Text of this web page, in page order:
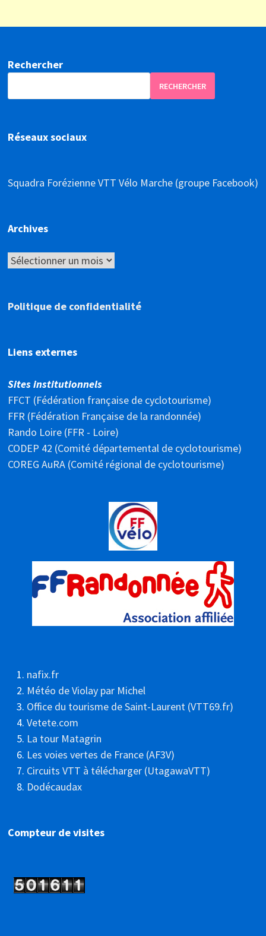
Rechercher
RECHERCHER
Réseaux sociaux
Squadra Forézienne VTT Vélo Marche (groupe Facebook)
Archives
Archives
Politique de confidentialité
Liens externes
Sites institutionnels
FFCT (Fédération française de cyclotourisme)
FFR (Fédération Française de la randonnée)
Rando Loire (FFR - Loire)
CODEP 42 (Comité départemental de cyclotourisme)
COREG AuRA (Comité régional de cyclotourisme)
nafix.fr
Météo de Violay par Michel
Office du tourisme de Saint-Laurent (VTT69.fr)
Vetete.com
La tour Matagrin
Les voies vertes de France (AF3V)
Circuits VTT à télécharger (UtagawaVTT)
Dodécaudax
Compteur de visites